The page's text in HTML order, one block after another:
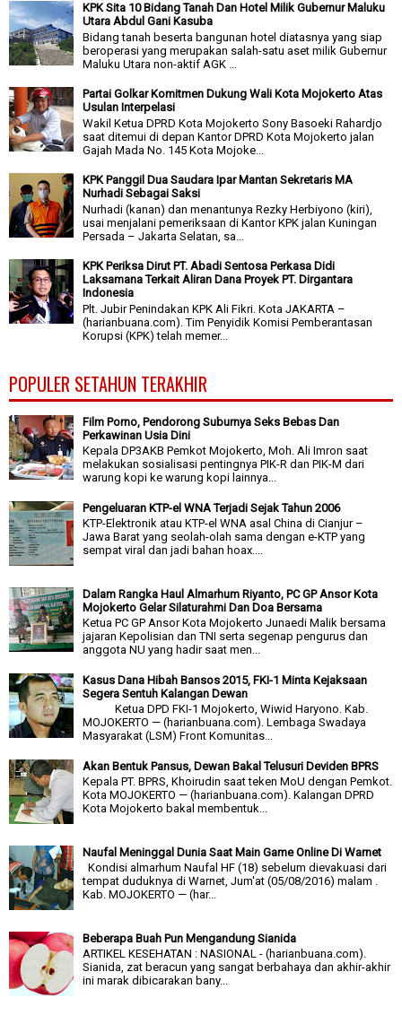
KPK Sita 10 Bidang Tanah Dan Hotel Milik Gubernur Maluku
Utara Abdul Gani Kasuba
Bidang tanah beserta bangunan hotel diatasnya yang siap
beroperasi yang merupakan salah-satu aset milik Gubernur
Maluku Utara non-aktif AGK ...
Partai Golkar Komitmen Dukung Wali Kota Mojokerto Atas
Usulan Interpelasi
Wakil Ketua DPRD Kota Mojokerto Sony Basoeki Rahardjo
saat ditemui di depan Kantor DPRD Kota Mojokerto jalan
Gajah Mada No. 145 Kota Mojoke...
KPK Panggil Dua Saudara Ipar Mantan Sekretaris MA
Nurhadi Sebagai Saksi
Nurhadi (kanan) dan menantunya Rezky Herbiyono (kiri),
usai menjalani pemeriksaan di Kantor KPK jalan Kuningan
Persada – Jakarta Selatan, sa...
KPK Periksa Dirut PT. Abadi Sentosa Perkasa Didi
Laksamana Terkait Aliran Dana Proyek PT. Dirgantara
Indonesia
Plt. Jubir Penindakan KPK Ali Fikri. Kota JAKARTA –
(harianbuana.com). Tim Penyidik Komisi Pemberantasan
Korupsi (KPK) telah memer...
POPULER SETAHUN TERAKHIR
Film Porno, Pendorong Suburnya Seks Bebas Dan
Perkawinan Usia Dini
Kepala DP3AKB Pemkot Mojokerto, Moh. Ali Imron saat
melakukan sosialisasi pentingnya PIK-R dan PIK-M dari
warung kopi ke warung kopi lainnya...
Pengeluaran KTP-el WNA Terjadi Sejak Tahun 2006
KTP-Elektronik atau KTP-el WNA asal China di Cianjur –
Jawa Barat yang seolah-olah sama dengan e-KTP yang
sempat viral dan jadi bahan hoax....
Dalam Rangka Haul Almarhum Riyanto, PC GP Ansor Kota
Mojokerto Gelar Silaturahmi Dan Doa Bersama
Ketua PC GP Ansor Kota Mojokerto Junaedi Malik bersama
jajaran Kepolisian dan TNI serta segenap pengurus dan
anggota NU yang hadir saat men...
Kasus Dana Hibah Bansos 2015, FKI-1 Minta Kejaksaan
Segera Sentuh Kalangan Dewan
Ketua DPD FKI-1 Mojokerto, Wiwid Haryono. Kab.
MOJOKERTO — (harianbuana.com). Lembaga Swadaya
Masyarakat (LSM) Front Komunitas...
Akan Bentuk Pansus, Dewan Bakal Telusuri Deviden BPRS
Kepala PT. BPRS, Khoirudin saat teken MoU dengan Pemkot.
Kota MOJOKERTO — (harianbuana.com). Kalangan DPRD
Kota Mojokerto bakal membentuk...
Naufal Meninggal Dunia Saat Main Game Online Di Warnet
Kondisi almarhum Naufal HF (18) sebelum dievakuasi dari
tempat duduknya di Warnet, Jum'at (05/08/2016) malam .
Kab. MOJOKERTO — (har...
Beberapa Buah Pun Mengandung Sianida
ARTIKEL KESEHATAN : NASIONAL - (harianbuana.com).
Sianida, zat beracun yang sangat berbahaya dan akhir-akhir
ini marak dibicarakan bany...